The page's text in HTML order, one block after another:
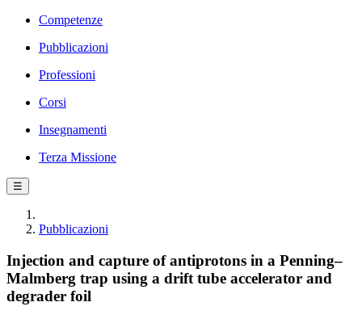
Competenze
Pubblicazioni
Professioni
Corsi
Insegnamenti
Terza Missione
☰
Pubblicazioni
Injection and capture of antiprotons in a Penning–
Malmberg trap using a drift tube accelerator and
degrader foil